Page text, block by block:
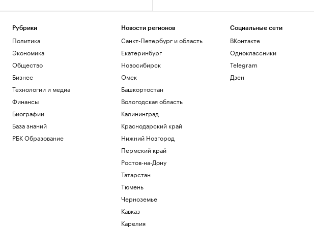
Рубрики
Политика
Экономика
Общество
Бизнес
Технологии и медиа
Финансы
Биографии
База знаний
РБК Образование
Новости регионов
Санкт-Петербург и область
Екатеринбург
Новосибирск
Омск
Башкортостан
Вологодская область
Калининград
Краснодарский край
Нижний Новгород
Пермский край
Ростов-на-Дону
Татарстан
Тюмень
Черноземье
Кавказ
Карелия
Социальные сети
ВКонтакте
Одноклассники
Telegram
Дзен